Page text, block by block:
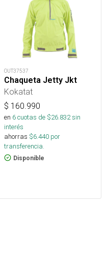
OUT37537
Chaqueta Jetty Jkt
Kokatat
$ 160.990
en 6cuotas de $26.832sin
interés
ahorras $6.440 por
transferencia.
Disponible